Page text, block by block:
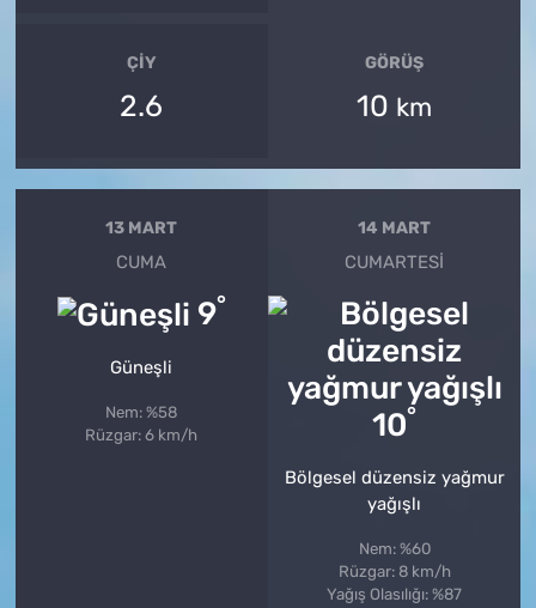
ÇIY
2.6
GÖRÜŞ
10 km
13 MART
CUMA
9°
Güneşli
Nem: %58
Rüzgar: 6 km/h
14 MART
CUMARTESI
10°
Bölgesel düzensiz yağmur
yağışlı
Nem: %60
Rüzgar: 8 km/h
Yağış Olasılığı: %87